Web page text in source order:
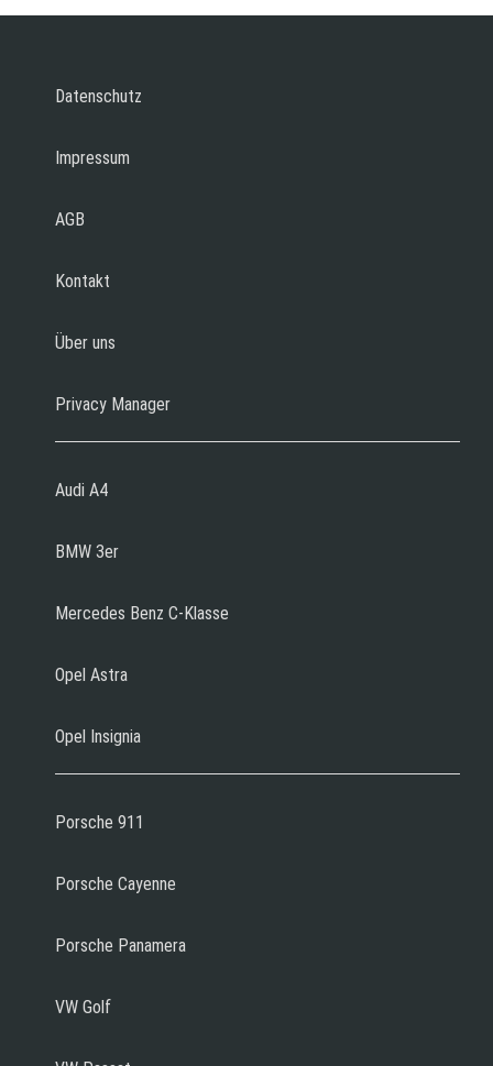
Datenschutz
Impressum
AGB
Kontakt
Über uns
Privacy Manager
Audi A4
BMW 3er
Mercedes Benz C-Klasse
Opel Astra
Opel Insignia
Porsche 911
Porsche Cayenne
Porsche Panamera
VW Golf